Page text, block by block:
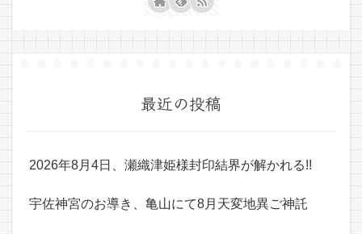
最近の投稿
2026年8月4日、瀬織津姫様封印結界が解かれる!!
宇佐神宮のお導き、亀山にて8月天変地異ご神託